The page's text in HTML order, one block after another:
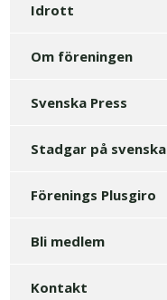
Idrott
Om föreningen
Svenska Press
Stadgar på svenska
Förenings Plusgiro
Bli medlem
Kontakt